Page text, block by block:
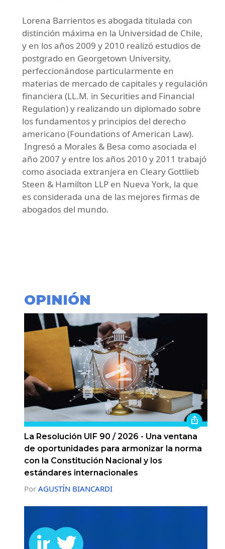
Lorena Barrientos es abogada titulada con
distinción máxima en la Universidad de Chile,
y en los años 2009 y 2010 realizó estudios de
postgrado en Georgetown University,
perfeccionándose particularmente en
materias de mercado de capitales y regulación
financiera (LL.M. in Securities and Financial
Regulation) y realizando un diplomado sobre
los fundamentos y principios del derecho
americano (Foundations of American Law).
Ingresó a Morales & Besa como asociada el
año 2007 y entre los años 2010 y 2011 trabajó
como asociada extranjera en Cleary Gottlieb
Steen & Hamilton LLP en Nueva York, la que
es considerada una de las mejores firmas de
abogados del mundo.
OPINIÓN
La Resolución UIF 90 / 2026 - Una ventana
de oportunidades para armonizar la norma
con la Constitución Nacional y los
estándares internacionales
Por AGUSTÍN BIANCARDI